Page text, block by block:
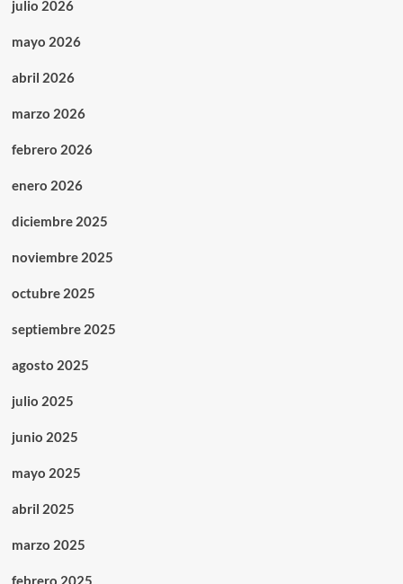
julio 2026
mayo 2026
abril 2026
marzo 2026
febrero 2026
enero 2026
diciembre 2025
noviembre 2025
octubre 2025
septiembre 2025
agosto 2025
julio 2025
junio 2025
mayo 2025
abril 2025
marzo 2025
febrero 2025